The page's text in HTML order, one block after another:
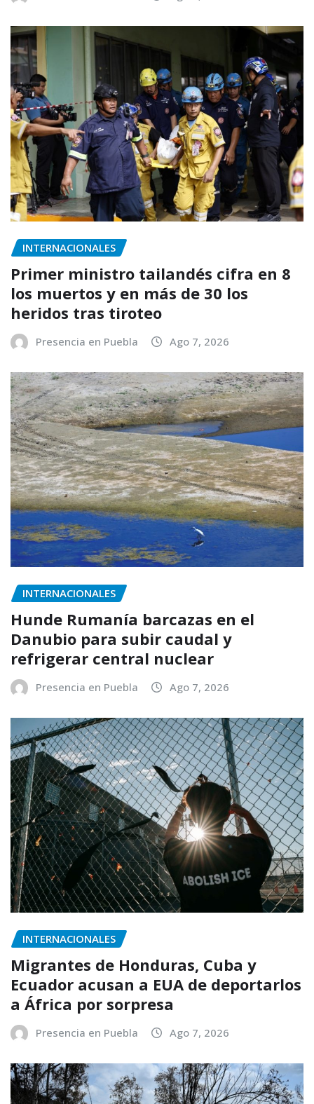
INTERNACIONALES
Primer ministro tailandés cifra en 8
los muertos y en más de 30 los
heridos tras tiroteo
Presencia en Puebla Ago 7, 2026
INTERNACIONALES
Hunde Rumanía barcazas en el
Danubio para subir caudal y
refrigerar central nuclear
Presencia en Puebla Ago 7, 2026
INTERNACIONALES
Migrantes de Honduras, Cuba y
Ecuador acusan a EUA de deportarlos
a África por sorpresa
Presencia en Puebla Ago 7, 2026